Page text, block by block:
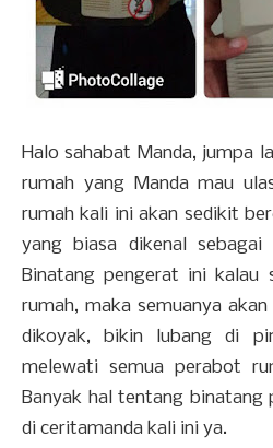
Halo sahabat Manda, jumpa
rumah yang Manda mau
rumah kali ini akan sedikit
yang biasa dikenal
Binatang pengerat ini kalau
rumah, maka semuanya
dikoyak, bikin lubang di
melewati semua perabot
Banyak hal tentang binatang
di ceritamanda kali ini ya.